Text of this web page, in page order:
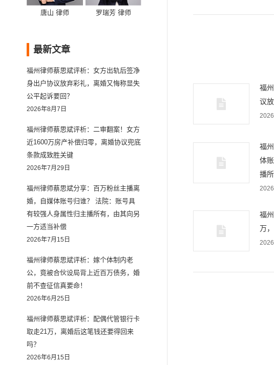
福
议
福
体
播
福
万
唐山 律师 罗瑞芳 律师
最新文章
福州律师蔡思斌评析：女方出轨后签净
身出户协议放弃彩礼，离婚又悔称显失
公平起诉要回？
2026年8月7日
福州律师蔡思斌评析：二审翻案！女方
近1600万房产补偿归零，离婚协议兜底
条款成致胜关键
2026年7月29日
福州律师蔡思斌分享：百万粉丝主播离
婚，自媒体账号归谁？ 法院：账号具
有较强人身属性归主播所有，由其向另
一方适当补偿
2026年7月15日
福州律师蔡思斌评析：嫁个体制内老
公，竟被合伙设局背上近百万债务，婚
前不查征信真要命！
2026年6月25日
福州律师蔡思斌评析：配偶代管银行卡
取走21万，离婚后这笔钱还要得回来
吗？
2026年6月15日